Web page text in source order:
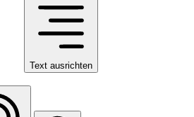
Text ausrichten